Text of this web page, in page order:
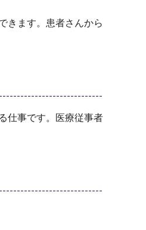
きます。患者さんから
仕事です。医療従事者